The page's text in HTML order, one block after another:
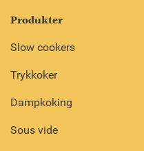
Produkter
Slow cookers
Trykkoker
Dampkoking
Sous vide